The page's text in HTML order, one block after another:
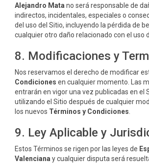
Alejandro Mata no será responsable de
indirectos, incidentales, especiales o
del uso del Sitio, incluyendo la pérdida de
cualquier otro daño relacionado con el uso
8. Modificaciones y
Nos reservamos el derecho de modificar
Condiciones en cualquier momento. Las
entrarán en vigor una vez publicadas en el
utilizando el Sitio después de cualquier
los nuevos Términos y Condiciones
9. Ley Aplicable y
Estos Términos se rigen por las leyes de
Valenciana y cualquier disputa será